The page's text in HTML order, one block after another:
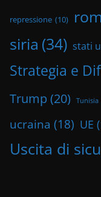
repressione (10)
siria (34) stati
Strategia e
Trump (20) Tunisia
ucraina (18) UE
Uscita di